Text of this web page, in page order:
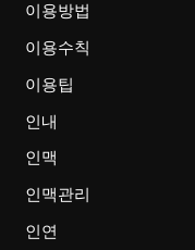
이용방법
이용수칙
이용팁
인내
인맥
인맥관리
인연